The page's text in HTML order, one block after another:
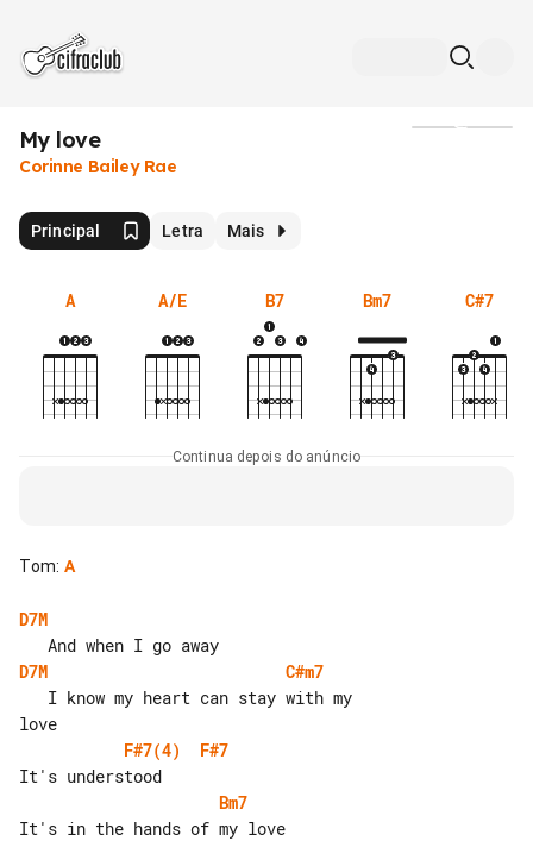
My love
Corinne Bailey Rae
Principal Letra Mais
A A/E B7 Bm7 C#7
Continua depois do anúncio
Tom: A
D7M
D7M
C#m7
F#7(4)
F#7
Bm7
It's in the hands of my love